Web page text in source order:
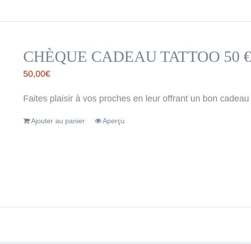
CHÈQUE CADEAU TATTOO 50 €
50,00€
Faites plaisir à vos proches en leur offrant un bon
Ajouter au panier Aperçu